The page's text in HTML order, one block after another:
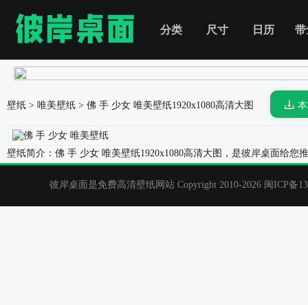
分类 尺寸 日历 带
壁纸 > 唯美壁纸 > 佛 手 少女 唯美壁纸1920x1080高清大图
壁纸简介：佛 手 少女 唯美壁纸1920x1080高清大图，是彼岸桌面给
彼岸桌面是免费高清壁纸网站 Copyright 2010-2026 闽ICP备